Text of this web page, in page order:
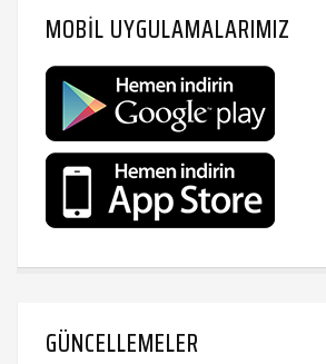
MOBIL UYGULAMALARIMIZ
GÜNCELLEMELER